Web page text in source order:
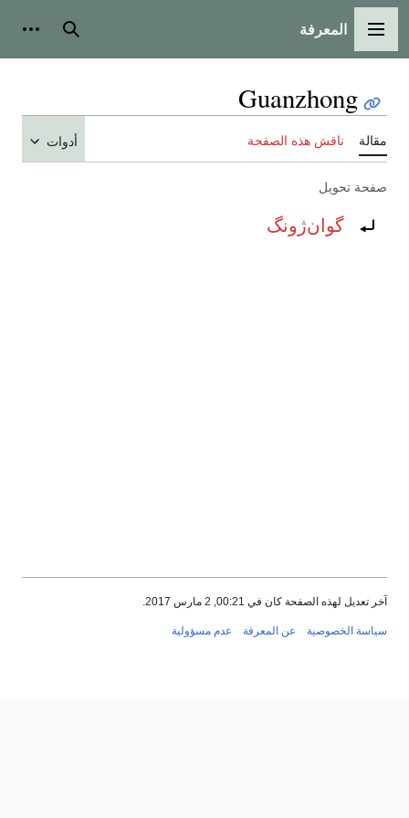
القائمة الرئيسية
المعرفة بحث
Guanzhong
مقالة ناقش هذه الصفحة أدوات
صفحة تحويل
تحويل إلى:گوان‌ژونگ
آخر تعديل لهذه الصفحة كان في 00:21, 2 مارس 2017.
سياسة الخصوصية عن المعرفة عدم مسؤولية